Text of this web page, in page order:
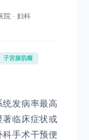
院 · 妇科
子宫腺肌瘤
发病率最高
著临床症状或
手术干预便